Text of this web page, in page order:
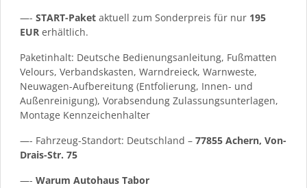
—- START-Paket aktuell zum Sonderpreis für nur 195
EUR erhältlich.
Paketinhalt: Deutsche Bedienungsanleitung, Fußmatten
Velours, Verbandskasten, Warndreieck, Warnweste,
Neuwagen-Aufbereitung (Entfolierung, Innen- und
Außenreinigung), Vorabsendung Zulassungsunterlagen,
Montage Kennzeichenhalter
—- Fahrzeug-Standort: Deutschland – 77855 Achern, Von-
Drais-Str. 75
—- Warum Autohaus Tabor